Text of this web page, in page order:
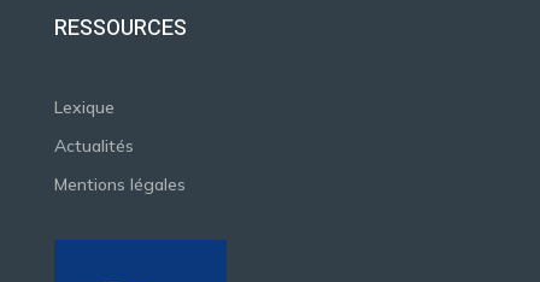
RESSOURCES
Lexique
Actualités
Mentions légales